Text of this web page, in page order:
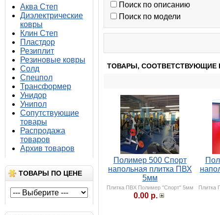
Аква Степ
Диэлектрические
ковры
Клин Степ
Пластдор
Резиплит
Резиновые ковры
Солд
Спецпол
Трансформер
Унидор
Унипол
Сопутствующие
товары
Распродажа
товаров
Архив товаров
ТОВАРЫ ПО ЦЕНЕ
Поиск по описанию
Поиск по модели
ТОВАРЫ, СООТВЕТСТВУЮЩИЕ
Полимер 500 Спорт
напольная плитка ПВХ
5мм
Плитка ПВХ Полимер "Спорт" 5мм
0.00 р.
Плитка